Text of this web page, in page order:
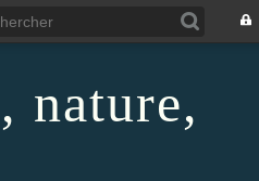
nature,